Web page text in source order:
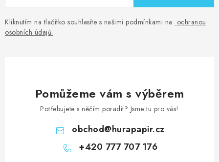
Kliknutím na tlačítko souhlasíte s našimi podmínkami na ochranou
osobních údajů.
Pomůžeme vám s výběrem
Potřebujete s něčím poradit? Jsme tu pro vás!
obchod@hurapapir.cz
+420 777 707 176